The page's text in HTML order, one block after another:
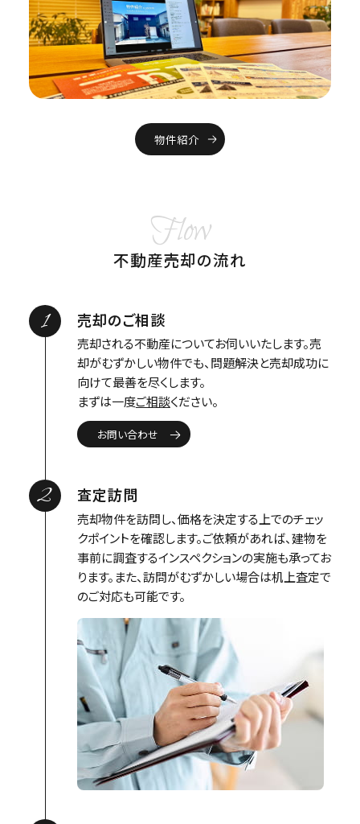
物件紹介
Flow
不動産売却の流れ
1 売却のご相談
売却される不動産についてお伺いいたします。売
却がむずかしい物件でも、問題解決と売却成功に
向けて最善を尽くします。
まずは一度ご相談ください。
お問い合わせ
2 査定訪問
売却物件を訪問し、価格を決定する上でのチェッ
クポイントを確認します。ご依頼があれば、建物を
事前に調査するインスペクションの実施も承ってお
ります。また、訪問がむずかしい場合は机上査定で
のご対応も可能です。